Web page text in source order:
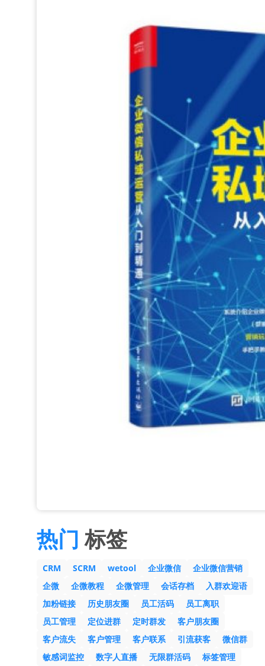
热门 标签
CRM SCRM wetool 企业微信
企业微信营销
企微
企微教程 企微管理 会话存档
入群欢迎语
加粉链接
历史朋友圈 员工活码
员工离职
员工管理
定位进群 定时群发
客户朋友圈
客户流失
客户管理 客户联系 引流获客
微信群
敏感词监控
数字人直播 无限群活码 标签管理